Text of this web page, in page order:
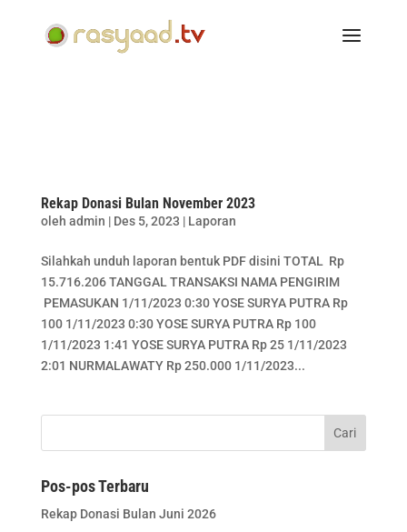
Rekap Donasi Bulan November 2023
oleh admin | Des 5, 2023 | Laporan
Silahkah unduh laporan bentuk PDF disini TOTAL Rp
15.716.206 TANGGAL TRANSAKSI NAMA PENGIRIM
PEMASUKAN 1/11/2023 0:30 YOSE SURYA PUTRA Rp
100 1/11/2023 0:30 YOSE SURYA PUTRA Rp 100
1/11/2023 1:41 YOSE SURYA PUTRA Rp 25 1/11/2023
2:01 NURMALAWATY Rp 250.000 1/11/2023...
Pos-pos Terbaru
Rekap Donasi Bulan Juni 2026